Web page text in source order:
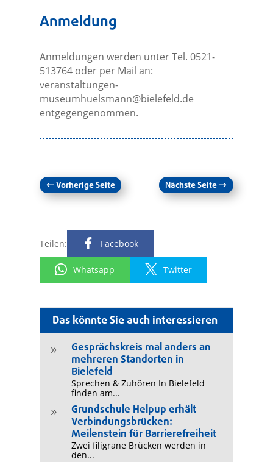
Das könnte Sie auch interessieren
9
Gesprächskreis mal anders an
mehreren Standorten in
Bielefeld
Sprechen & Zuhören In Bielefeld
finden am...
9
Grundschule Helpup erhält
Verbindungsbrücken:
Meilenstein für Barrierefreiheit
Zwei filigrane Brücken werden in
den...
Anmeldung
Anmeldungen werden unter Tel. 0521-
513764 oder per Mail an:
veranstaltungen-
museumhuelsmann@bielefeld.de
entgegengenommen.
←Vorherige Seite Nächste Seite→
Teilen: Facebook
Whatsapp Twitter